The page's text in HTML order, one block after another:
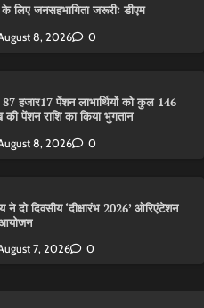
लिए जनसहभागिता जरूरीः डीएम
8, 2026 0
हजार17 पेंशन लाभार्थियों को कुल 146
पेंशन राशि का किया भुगतान
8, 2026 0
ने दो दिवसीय ‘दीक्षारंभ 2026’ ओरिएंटेशन
आयोजन
7, 2026 0